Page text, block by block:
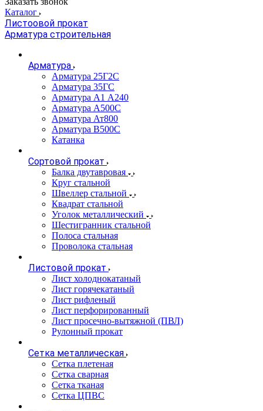
Каталог
Листоовой прокат
Арматура строительная
Арматура
Арматура 25Г2С
Арматура 35ГС
Арматура А1 А240
Арматура А500С
Арматура Ат800
Арматура В500С
Катанка
Сортовой прокат
Балка двутавровая
Круг стальной
Швеллер стальной
Квадрат стальной
Уголок металлический
Шестигранник стальной
Полоса стальная
Проволока стальная
Листовой прокат
Лист холоднокатаный
Лист горячекатаный
Лист рифленый
Лист перфорированный
Лист просечно-вытяжной (ПВЛ)
Рулонный прокат
Сетка металлическая
Сетка плетеная
Сетка сварная
Сетка тканая
Сетка ЦПВС